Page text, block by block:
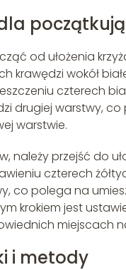
od ułożenia
krawędzi wokół
czterech
drugiej warstwy,
warstwie.
należy przejść do
czterech
co polega na
krokiem jest
miejscach
i metody